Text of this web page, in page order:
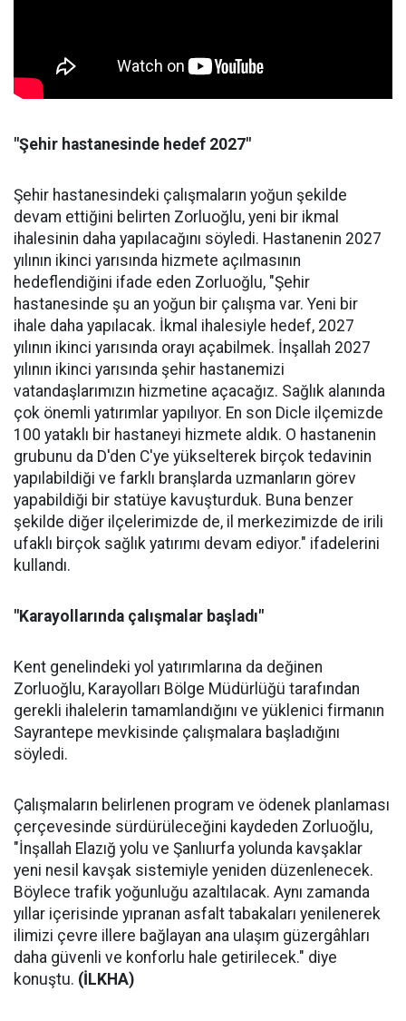
"Şehir hastanesinde hedef 2027"
Şehir hastanesindeki çalışmaların yoğun şekilde
devam ettiğini belirten Zorluoğlu, yeni bir ikmal
ihalesinin daha yapılacağını söyledi. Hastanenin 2027
yılının ikinci yarısında hizmete açılmasının
hedeflendiğini ifade eden Zorluoğlu, "Şehir
hastanesinde şu an yoğun bir çalışma var. Yeni bir
ihale daha yapılacak. İkmal ihalesiyle hedef, 2027
yılının ikinci yarısında orayı açabilmek. İnşallah 2027
yılının ikinci yarısında şehir hastanemizi
vatandaşlarımızın hizmetine açacağız. Sağlık alanında
çok önemli yatırımlar yapılıyor. En son Dicle ilçemizde
100 yataklı bir hastaneyi hizmete aldık. O hastanenin
grubunu da D'den C'ye yükselterek birçok tedavinin
yapılabildiği ve farklı branşlarda uzmanların görev
yapabildiği bir statüye kavuşturduk. Buna benzer
şekilde diğer ilçelerimizde de, il merkezimizde de irili
ufaklı birçok sağlık yatırımı devam ediyor." ifadelerini
kullandı.
"Karayollarında çalışmalar başladı"
Kent genelindeki yol yatırımlarına da değinen
Zorluoğlu, Karayolları Bölge Müdürlüğü tarafından
gerekli ihalelerin tamamlandığını ve yüklenici firmanın
Sayrantepe mevkisinde çalışmalara başladığını
söyledi.
Çalışmaların belirlenen program ve ödenek planlaması
çerçevesinde sürdürüleceğini kaydeden Zorluoğlu,
"İnşallah Elazığ yolu ve Şanlıurfa yolunda kavşaklar
yeni nesil kavşak sistemiyle yeniden düzenlenecek.
Böylece trafik yoğunluğu azaltılacak. Aynı zamanda
yıllar içerisinde yıpranan asfalt tabakaları yenilenerek
ilimizi çevre illere bağlayan ana ulaşım güzergâhları
daha güvenli ve konforlu hale getirilecek." diye
konuştu. (İLKHA)